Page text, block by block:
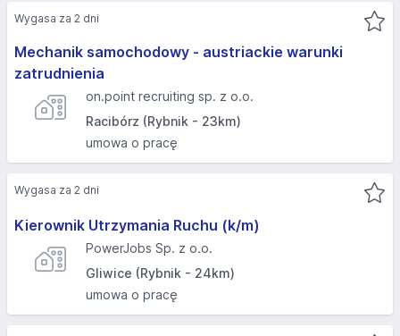
Mechanik samochodowy - austriackie warunki
zatrudnienia
on.point recruiting sp. z o.o.
Racibórz (Rybnik - 23km)
umowa o pracę
Wygasa za 2 dni
Kierownik Utrzymania Ruchu (k/m)
PowerJobs Sp. z o.o.
Gliwice (Rybnik - 24km)
umowa o pracę
Wygasa za 2 dni